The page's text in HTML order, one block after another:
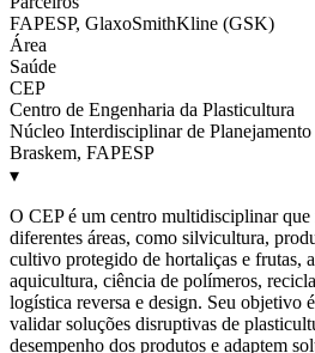
FAPESP, GlaxoSmithKline (GSK)
Área
Saúde
CEP
Centro de Engenharia da Plasticultura
Núcleo Interdisciplinar de
Braskem, FAPESP
▾
O CEP é um centro multidisciplinar que
diferentes áreas, como silvicultura,
cultivo protegido de hortaliças e frutas,
aquicultura, ciência de polímeros,
logística reversa e design. Seu objetivo
validar soluções disruptivas de
desempenho dos produtos e adaptem